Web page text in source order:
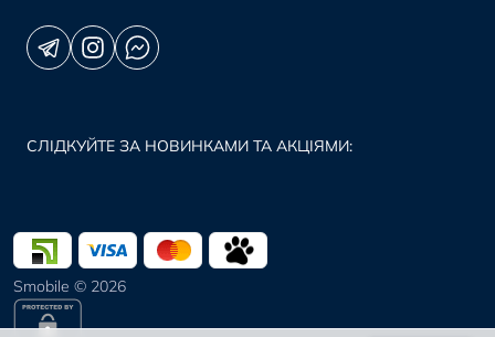
СЛІДКУЙТЕ ЗА НОВИНКАМИ ТА АКЦІЯМИ:
Smobile © 2026